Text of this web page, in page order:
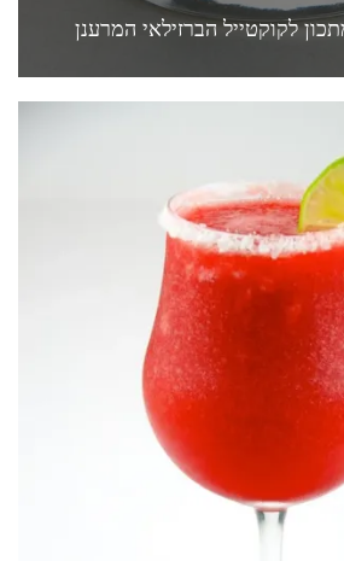
לקוקטייל הברזילאי המרענן